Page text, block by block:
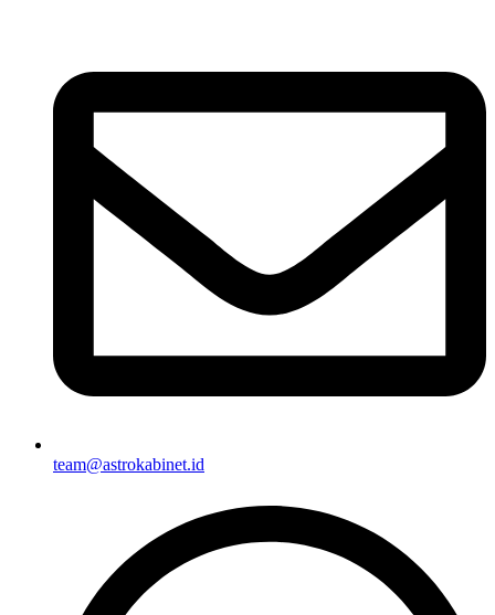
team@astrokabinet.id